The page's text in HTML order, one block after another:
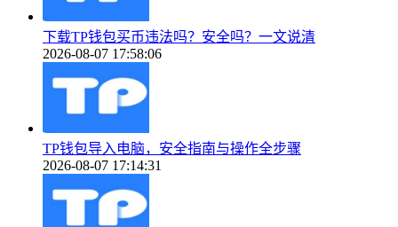
下载TP钱包买币违法吗？安全吗？一文说清
2026-08-07 17:58:06
TP钱包导入电脑，安全指南与操作全步骤
2026-08-07 17:14:31